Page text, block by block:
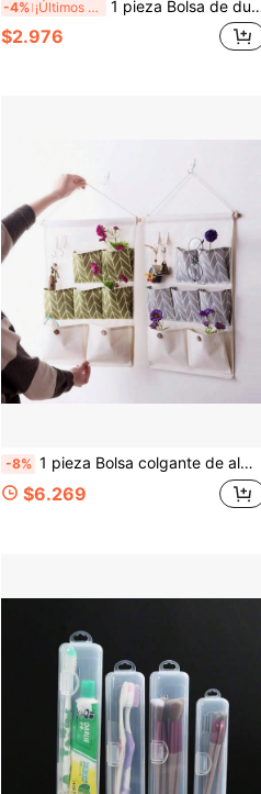
-4% ¡Últimos 2 días 1 pieza Bolsa de dulces para Halloween Truco o , Bolsa de calabaza de peluche, Bolsa de regalo decorativa de mano para niños, Accesorio de atmósfera de festival de fantasmas para exteriores
$2.976
-8% 1 pieza Bolsa colgante de almacenamiento, Organizador colgante sobre la puerta, Cesta de baño, Bolsa colgante de almacenamiento de tela
$6.269